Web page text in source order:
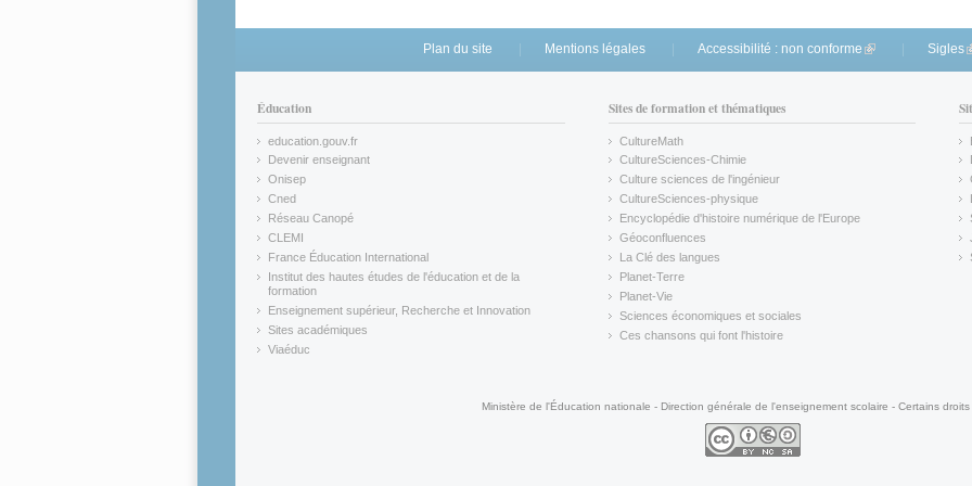
Plan du site Mentions légales Accessibilité : non conforme (link is external)
Sigles
Éducation
education.gouv.fr
(link is external)
Devenir enseignant
(link is external)
Onisep
(link is external)
Cned
(link is external)
Réseau Canopé
(link is external)
CLEMI
(link is external)
France Éducation International
(link is external)
Institut des hautes études de l'éducation et de la
formation
(link is external)
Enseignement supérieur, Recherche et Innovation
(link is external)
Sites académiques
(link is external)
Viaéduc
Sites de formation et thématiques
CultureMath
(link is external)
CultureSciences-Chimie
(link is external)
Culture sciences de l'ingénieur
CultureSciences-physique
(link is external)
Encyclopédie d'histoire numérique de l'Europe
(link is external)
Géoconfluences
(link is external)
La Clé des langues
(link is external)
Planet-Terre
(link is external)
Planet-Vie
(link is external)
Sciences économiques et sociales
(link is external)
Ces chansons qui font l'histoire
Ministère de l'Éducation nationale - Direction générale de l'enseignement scolaire - Certains droits